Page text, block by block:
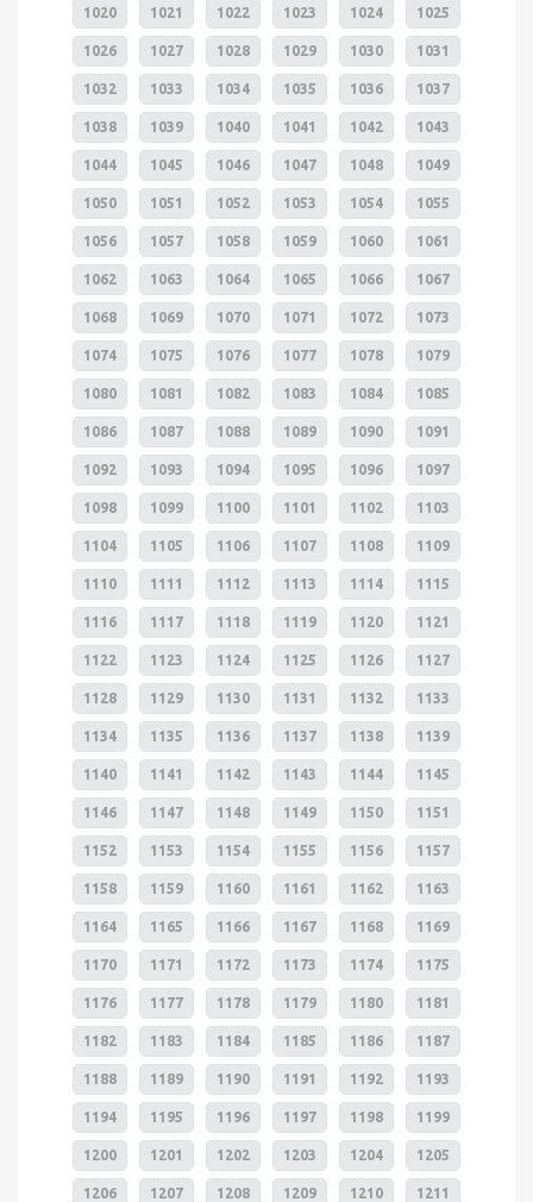
1020 1021 1022 1023 1024 1025
1026 1027 1028 1029 1030 1031
1032 1033 1034 1035 1036 1037
1038 1039 1040 1041 1042 1043
1044 1045 1046 1047 1048 1049
1050 1051 1052 1053 1054 1055
1056 1057 1058 1059 1060 1061
1062 1063 1064 1065 1066 1067
1068 1069 1070 1071 1072 1073
1074 1075 1076 1077 1078 1079
1080 1081 1082 1083 1084 1085
1086 1087 1088 1089 1090 1091
1092 1093 1094 1095 1096 1097
1098 1099 1100 1101 1102 1103
1104 1105 1106 1107 1108 1109
1110 1111 1112 1113 1114 1115
1116 1117 1118 1119 1120 1121
1122 1123 1124 1125 1126 1127
1128 1129 1130 1131 1132 1133
1134 1135 1136 1137 1138 1139
1140 1141 1142 1143 1144 1145
1146 1147 1148 1149 1150 1151
1152 1153 1154 1155 1156 1157
1158 1159 1160 1161 1162 1163
1164 1165 1166 1167 1168 1169
1170 1171 1172 1173 1174 1175
1176 1177 1178 1179 1180 1181
1182 1183 1184 1185 1186 1187
1188 1189 1190 1191 1192 1193
1194 1195 1196 1197 1198 1199
1200 1201 1202 1203 1204 1205
1206 1207 1208 1209 1210 1211